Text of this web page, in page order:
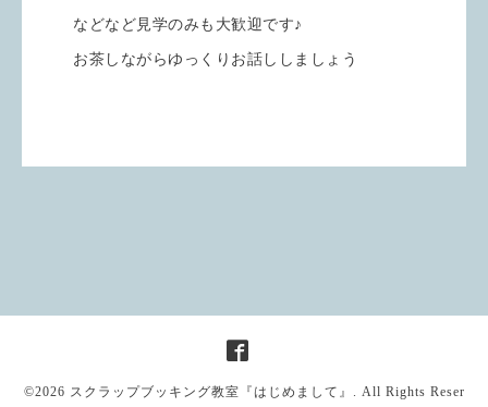
などなど見学のみも大歓迎です♪
お茶しながらゆっくりお話ししましょう
©2026 スクラップブッキング教室『はじめまして』 . All Rights Reser